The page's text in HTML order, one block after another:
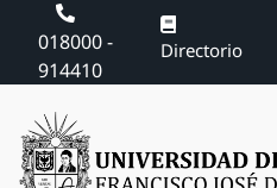
018000 -
914410
Directorio